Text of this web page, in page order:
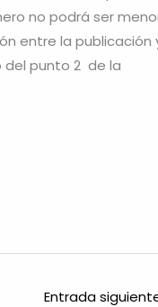
no podrá ser
entre la publicación
del punto 2 de la
Entrada